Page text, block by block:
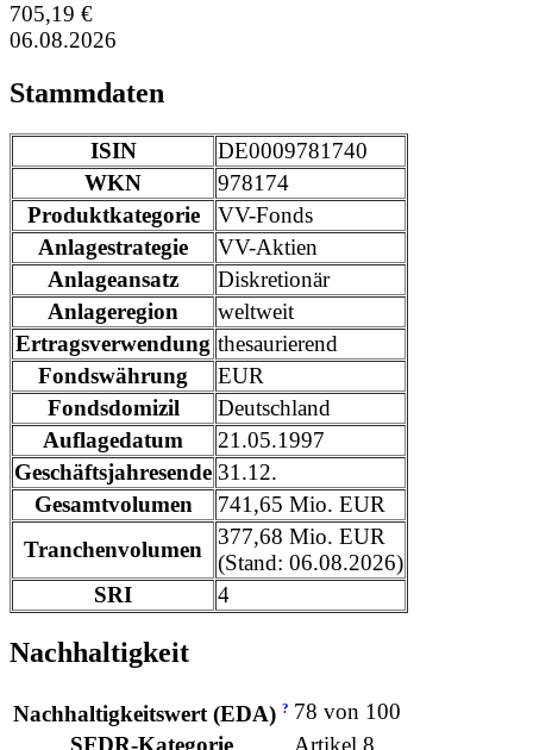
705,19 €
06.08.2026
Stammdaten
ISIN
DE0009781740
WKN
978174
Produktkategorie
VV-Fonds
Anlagestrategie
VV-Aktien
Anlageansatz
Diskretionär
Anlageregion
weltweit
Ertragsverwendung thesaurierend
Fondswährung
EUR
Fondsdomizil
Deutschland
Auflagedatum
21.05.1997
Geschäftsjahresende 31.12.
Gesamtvolumen
741,65 Mio. EUR
Tranchenvolumen
377,68 Mio. EUR
(Stand: 06.08.2026)
SRI
4
Nachhaltigkeit
Nachhaltigkeitswert (EDA) ? 78 von 100
SFDR-Kategorie Artikel 8